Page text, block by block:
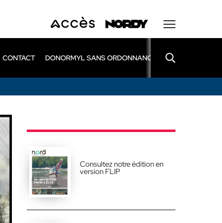
CONTACT DONORMYL SANS ORDONNANCE LEXOMIL SANS
Consultez notre édition en
version FLIP